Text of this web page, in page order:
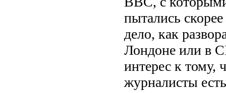
пытались
дело, как
Лондоне или в
интерес к тому,
журналисты